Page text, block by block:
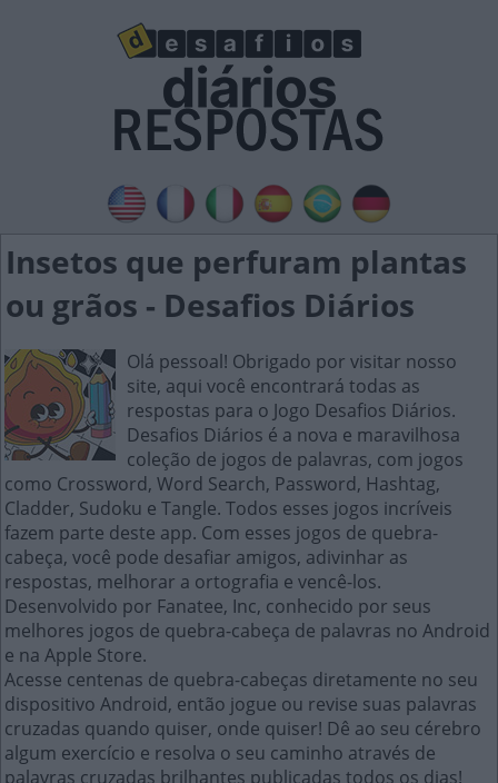
Insetos que perfuram plantas
ou grãos - Desafios Diários
Olá pessoal! Obrigado por visitar nosso
site, aqui você encontrará todas as
respostas para o Jogo Desafios Diários.
Desafios Diários é a nova e maravilhosa
coleção de jogos de palavras, com jogos
como Crossword, Word Search, Password, Hashtag,
Cladder, Sudoku e Tangle. Todos esses jogos incríveis
fazem parte deste app. Com esses jogos de quebra-
cabeça, você pode desafiar amigos, adivinhar as
respostas, melhorar a ortografia e vencê-los.
Desenvolvido por Fanatee, Inc, conhecido por seus
melhores jogos de quebra-cabeça de palavras no Android
e na Apple Store.
Acesse centenas de quebra-cabeças diretamente no seu
dispositivo Android, então jogue ou revise suas palavras
cruzadas quando quiser, onde quiser! Dê ao seu cérebro
algum exercício e resolva o seu caminho através de
palavras cruzadas brilhantes publicadas todos os dias!